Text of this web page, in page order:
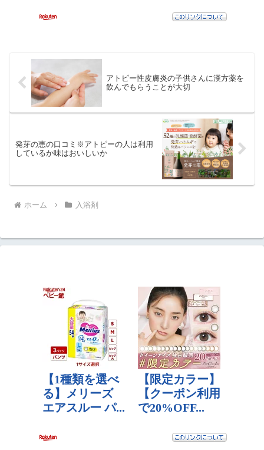
アトピー性皮膚炎の子供さんに漢方薬を
飲んでもらうことが大切
発芽の恵の口コミ※アトピーの人は利用
しているか味はおいしいか
ホーム 入浴剤